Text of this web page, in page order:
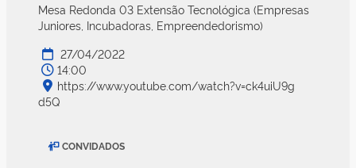
Mesa Redonda 03 Extensão Tecnológica (Empresas
Juniores, Incubadoras, Empreendedorismo)
27/04/2022
14:00
https://www.youtube.com/watch?v=ck4uiU9g
d5Q
CONVIDADOS